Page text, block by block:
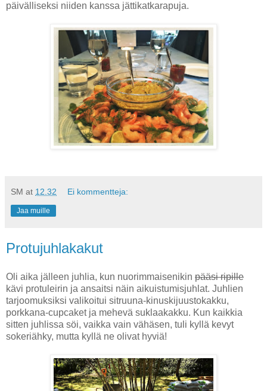
päivälliseksi niiden kanssa jättikatkarapuja.
SM at 12.32 Ei kommentteja:
Jaa muille
Protujuhlakakut
Oli aika jälleen juhlia, kun nuorimmaisenikin pääsi ripille
kävi protuleirin ja ansaitsi näin aikuistumisjuhlat. Juhlien
tarjoomuksiksi valikoitui sitruuna-kinuskijuustokakku,
porkkana-cupcaket ja mehevä suklaakakku. Kun kaikkia
sitten juhlissa söi, vaikka vain vähäsen, tuli kyllä kevyt
sokeriähky, mutta kyllä ne olivat hyviä!